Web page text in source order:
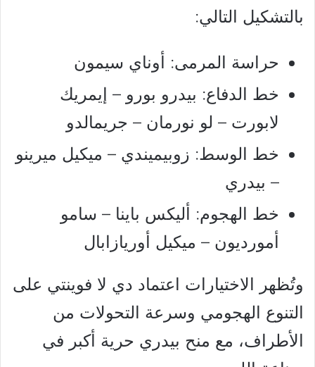
بالتشكيل التالي:
حراسة المرمى: أوناي سيمون
خط الدفاع: بيدرو بورو – إيمريك
لابورت – لو نورمان – جريمالدو
خط الوسط: زوبيميندي – ميكيل ميرينو
– بيدري
خط الهجوم: أليكس باينا – سامو
أمورديون – ميكيل أوريازابال
وتُظهر الاختيارات اعتماد دي لا فوينتي على
التنوع الهجومي وسرعة التحولات من
الأطراف، مع منح بيدري حرية أكبر في